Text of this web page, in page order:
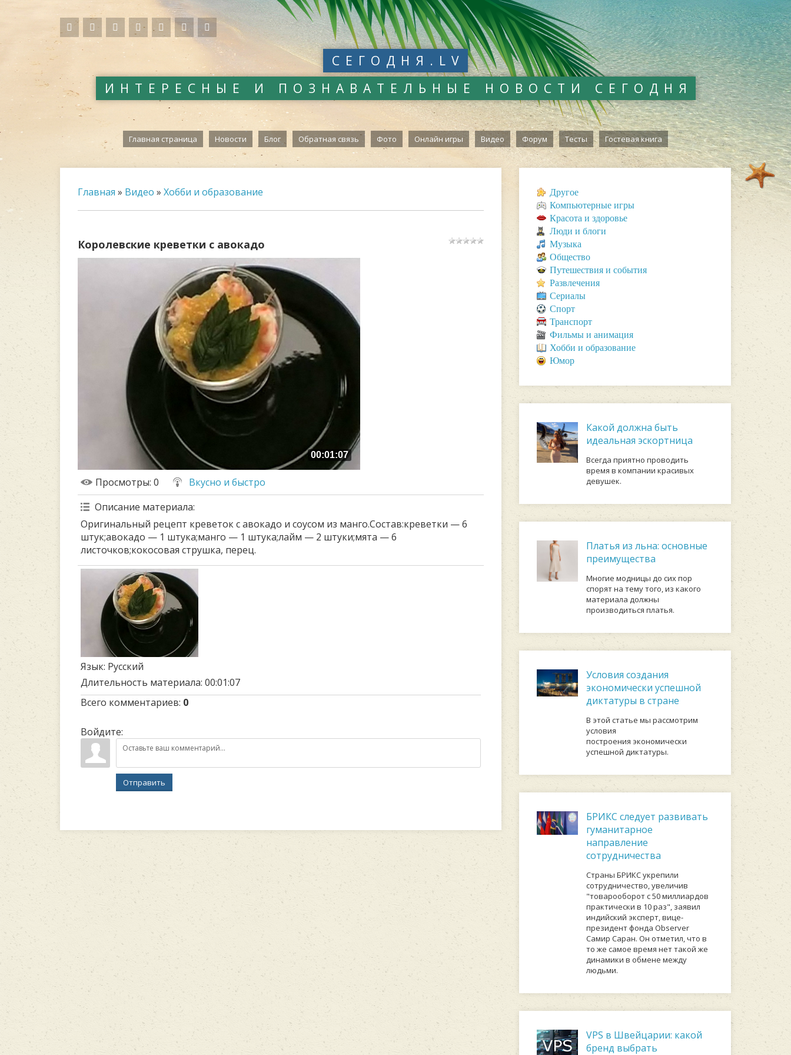
СЕГОДНЯ.LV
ИНТЕРЕСНЫЕ И ПОЗНАВАТЕЛЬНЫЕ НОВОСТИ СЕГОДНЯ
Главная страница Новости Блог Обратная связь Фото Онлайн игры Видео Форум Тесты Гостевая книга
Главная » Видео » Хобби и образование
Королевские креветки с авокадо
00:01:07
Просмотры: 0
Вкусно и быстро
Описание материала:
Оригинальный рецепт креветок с авокадо и соусом из манго.Состав:креветки — 6
штук;авокадо — 1 штука;манго — 1 штука;лайм — 2 штуки;мята — 6
листочков;кокосовая струшка, перец.
Язык: Русский
Длительность материала: 00:01:07
Всего комментариев: 0
Войдите:
Отправить
Другое
Компьютерные игры
Красота и здоровье
Люди и блоги
Музыка
Общество
Путешествия и события
Развлечения
Сериалы
Спорт
Транспорт
Фильмы и анимация
Хобби и образование
Юмор
Какой должна быть
идеальная эскортница
Всегда приятно проводить
время в компании красивых
девушек.
Платья из льна: основные
преимущества
Многие модницы до сих пор
спорят на тему того, из какого
материала должны
производиться платья.
Условия создания
экономически успешной
диктатуры в стране
В этой статье мы рассмотрим
условия
построения экономически
успешной диктатуры.
БРИКС следует развивать
гуманитарное
направление
сотрудничества
Страны БРИКС укрепили
сотрудничество, увеличив
"товарооборот с 50 миллиардов
практически в 10 раз", заявил
индийский эксперт, вице-
президент фонда Observer
Самир Саран. Он отметил, что в
то же самое время нет такой же
динамики в обмене между
людьми.
VPS в Швейцарии: какой
бренд выбрать